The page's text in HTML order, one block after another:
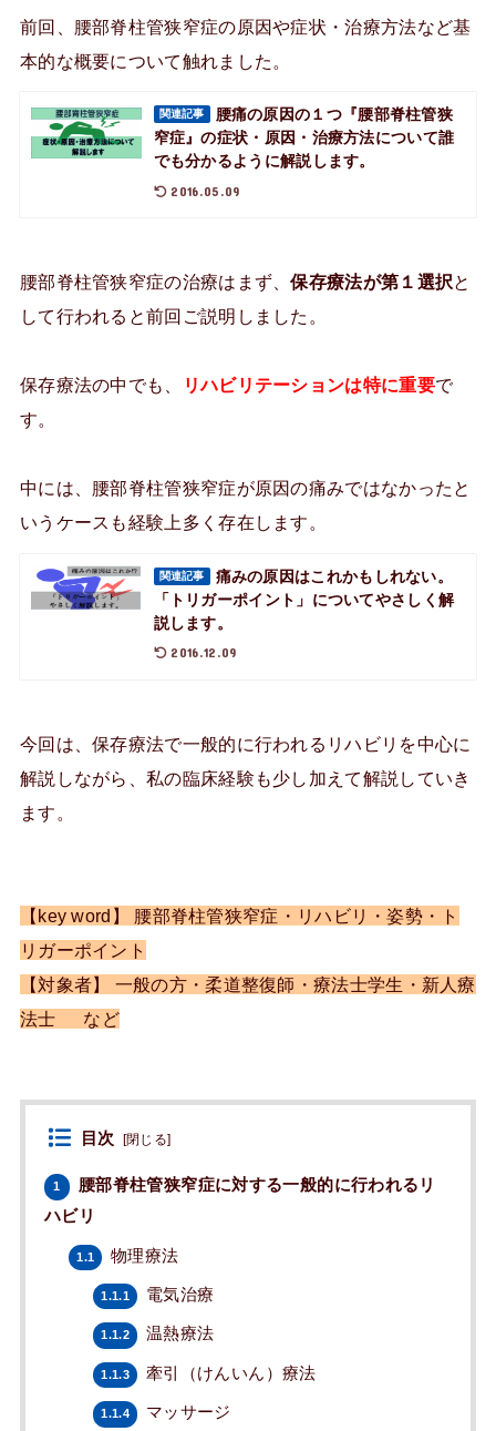
前回、腰部脊柱管狭窄症の原因や症状・治療方法など基
本的な概要について触れました。
関連記事
腰痛の原因の１つ『腰部脊柱管狭
窄症』の症状・原因・治療方法について誰
でも分かるように解説します。
2016.05.09
腰部脊柱管狭窄症の治療はまず、保存療法が第１選択と
して行われると前回ご説明しました。
保存療法の中でも、 リハビリテーションは特に重要で
す。
中には、腰部脊柱管狭窄症が原因の痛みではなかったと
いうケースも経験上多く存在します。
関連記事
痛みの原因はこれかもしれない。
「トリガーポイント」についてやさしく解
説します。
2016.12.09
今回は、保存療法で一般的に行われるリハビリを中心に
解説しながら、私の臨床経験も少し加えて解説していき
ます。
【key word】 腰部脊柱管狭窄症・リハビリ・姿勢・ト
リガーポイント
【対象者】 一般の方・柔道整復師・療法士学生・新人療
法士 など
目次 [閉じる]
1
腰部脊柱管狭窄症に対する一般的に行われるリ
ハビリ
1.1 物理療法
1.1.1 電気治療
1.1.2 温熱療法
1.1.3 牽引（けんいん）療法
1.1.4 マッサージ